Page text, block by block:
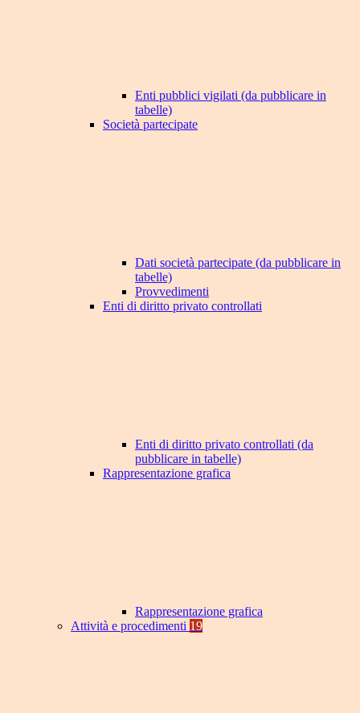
Enti pubblici vigilati (da pubblicare in
tabelle)
Società partecipate
Dati società partecipate (da pubblicare in
tabelle)
Provvedimenti
Enti di diritto privato controllati
Enti di diritto privato controllati (da
pubblicare in tabelle)
Rappresentazione grafica
Rappresentazione grafica
Attività e procedimenti 19